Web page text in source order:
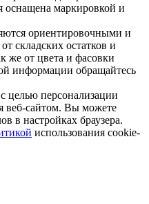
оснащена маркировкой и
ориентировочными и
складских остатков и
же от цвета и фасовки
информации обращайтесь
целью персонализации
веб-сайтом. Вы можете
в настройках браузера.
использования cookie-